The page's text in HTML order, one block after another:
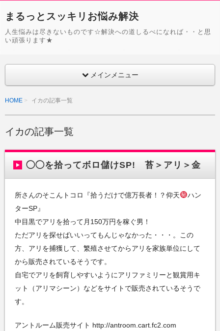
まるっとスッキリお悩み解決
人生悩みは尽きないものです☆解決への道しるべになれば・・と思
い頑張ります★
メインメニュー
HOME イカの記事一覧
イカの記事一覧
◯◯を拾ってボロ儲けSP! 苔＞アリ＞金
所さんのそこんトコロ『拾うだけで億万長者！？仰天
ハン
ターSP』
中目黒でアリを拾って月150万円を稼ぐ男！
ただアリを探せばいいってもんじゃなかった・・・。この
方、アリを捕獲して、繁殖させてからアリを家族単位にして
から販売されているそうです。
自宅でアリを飼育しやすいようにアリファミリーと観賞用キ
ット（アリマシーン）などをサイトで販売されているそうで
す。
アントルーム販売サイト http://antroom.cart.fc2.com